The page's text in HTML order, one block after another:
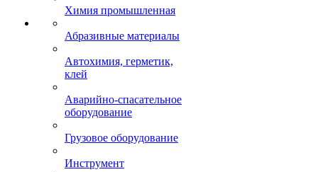
Химия промышленная
Абразивные материалы
Автохимия, герметик,
клей
Аварийно-спасательное
оборудование
Грузовое оборудование
Инструмент